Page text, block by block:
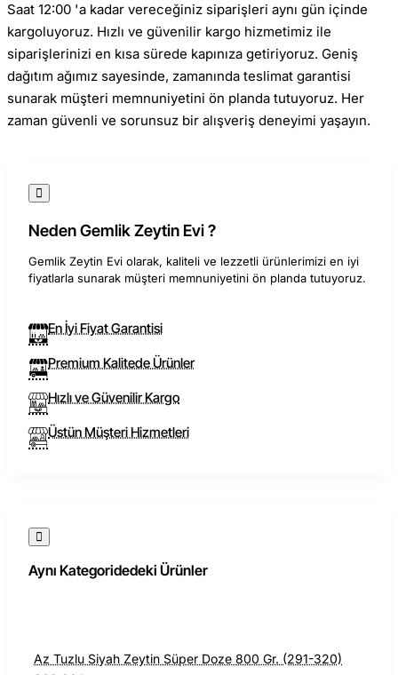
Süper iri siyah zeytinlerimiz, kahvaltılarda, salatalarda,
atıştırmalık olarak veya çeşitli yemeklerde kullanılmak üzere
ideal bir seçenektir. Her bir zeytin tanesi, doğal
fermantasyon süreci ile olgunlaştırılır ve kendine özgü tat ve
dokusunu korur. Gemlik Zeytin Evi'nin sunduğu bu ürün, en
kaliteli H.Y Zeytinleri ile hazırlanır ve müşterilerimize en iyi
Gemlik Zeytin Evi olarak, müşteri memnuniyetini en üst
seviyede tutmak için en kaliteli ürünleri sunuyoruz. H.Y
Zeytinleri'nin süper iri siyah zeytinleri, sağlıklı yaşamın bir
parçası olup, zengin besin değerleri ile de dikkat çeker.
Zeytinlerimiz, düşük kalori ve yüksek lif içeriği ile sağlıklı
lezzeti artırılmıştır.
1800 gramlık pratik ambalajı ile hem ticari hem de ev
kullanımı için ideal olan bu ürün, uzun süre tazeliğini korur.
Ambalajı açtıktan sonra zeytinlerinizi serin ve kuru bir yerde
saklayarak, uzun süre boyunca aynı taze lezzeti
Saat 12:00 'a kadar vereceğiniz siparişleri aynı gün içinde
kargoluyoruz. Hızlı ve güvenilir kargo hizmetimiz ile
siparişlerinizi en kısa sürede kapınıza getiriyoruz. Geniş
dağıtım ağımız sayesinde, zamanında teslimat garantisi
sunarak müşteri memnuniyetini ön planda tutuyoruz. Her
zaman güvenli ve sorunsuz bir alışveriş deneyimi yaşayın.
Neden Gemlik Zeytin Evi ?
Gemlik Zeytin Evi olarak, kaliteli ve lezzetli ürünlerimizi en iyi
fiyatlarla sunarak müşteri memnuniyetini ön planda tutuyoruz.
En İyi Fiyat Garantisi
Premium Kalitede Ürünler
Hızlı ve Güvenilir Kargo
Üstün Müşteri Hizmetleri
Aynı Kategoridedeki Ürünler
Az Tuzlu Siyah Zeytin Süper Doze 800 Gr. (291-320)